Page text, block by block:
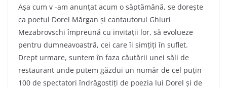
Așa cum v -am anunțat acum o săptămână, se dorește
ca poetul Dorel Mărgan și cantautorul Ghiuri
Mezabrovschi împreună cu invitații lor, să evolueze
pentru dumneavoastră, cei care îi simțiți în suflet.
Drept urmare, suntem în faza căutării unei săli de
restaurant unde putem găzdui un număr de cel puțin
100 de spectatori îndrăgostiți de poezia lui Dorel și de